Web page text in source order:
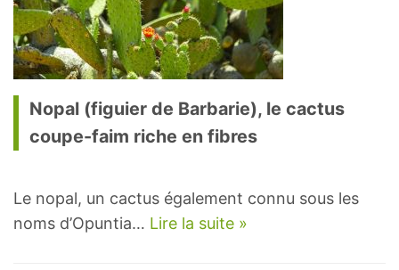
Nopal (figuier de Barbarie), le cactus
coupe-faim riche en fibres
Le nopal, un cactus également connu sous les
noms d’Opuntia… Lire la suite »